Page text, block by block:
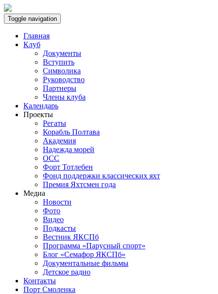
Toggle navigation
Главная
Клуб
Документы
Вступить
Символика
Руководство
Партнеры
Члены клуба
Календарь
Проекты
Регаты
Корабль Полтава
Академия
Надежда морей
ОСС
Форт Тотлебен
Фонд поддержки классических яхт
Премия Яхтсмен года
Медиа
Новости
Фото
Видео
Подкасты
Вестник ЯКСПб
Программа «Парусный спорт»
Блог «Семафор ЯКСПб»
Документальные фильмы
Детское радио
Контакты
Порт Смоленка